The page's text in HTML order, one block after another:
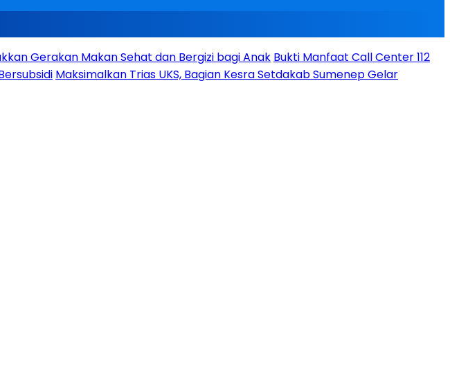
Gerakan Makan Sehat dan Bergizi bagi Anak Bukti Manfaat Call Center 112
Maksimalkan Trias UKS, Bagian Kesra Setdakab Sumenep Gelar